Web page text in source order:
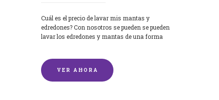
Cuál es el precio de lavar mis mantas y
edredones? Con nosotros se pueden se pueden
lavar los edredones y mantas de una forma
VER AHORA